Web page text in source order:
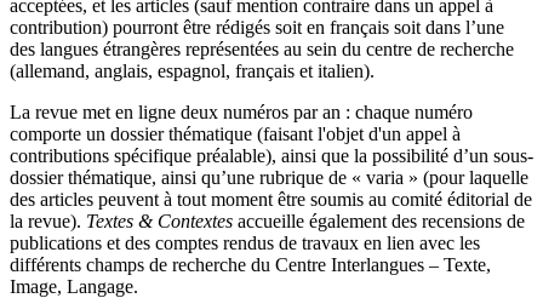
acceptées, et les articles (sauf mention contraire dans un appel à
contribution) pourront être rédigés soit en français soit dans l’une
des langues étrangères représentées au sein du centre de recherche
(allemand, anglais, espagnol, français et italien).
La revue met en ligne deux numéros par an : chaque numéro
comporte un dossier thématique (faisant l'objet d'un appel à
contributions spécifique préalable), ainsi que la possibilité d’un sous-
dossier thématique, ainsi qu’une rubrique de « varia » (pour laquelle
des articles peuvent à tout moment être soumis au comité éditorial de
la revue). Textes & Contextes accueille également des recensions de
publications et des comptes rendus de travaux en lien avec les
différents champs de recherche du Centre Interlangues – Texte,
Image, Langage.